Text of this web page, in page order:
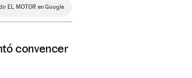
EL MOTOR en Google
convencer